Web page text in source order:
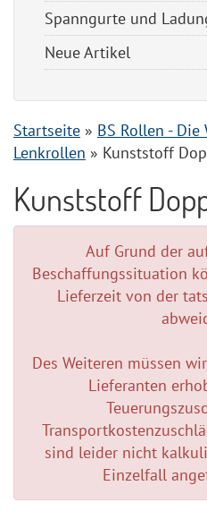
Spanngurte und
Neue Artikel
Startseite » BS Rollen -
Lenkrollen » Kunststoff
Kunststoff
Auf Grund der
Beschaffungssituation
Lieferzeit von der
Des Weiteren müssen
Lieferanten
sind leider nicht
Einzelfall